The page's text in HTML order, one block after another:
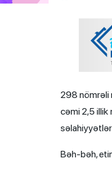
298 nömrəli
cəmi 2,5 illik
Bəh-bəh,